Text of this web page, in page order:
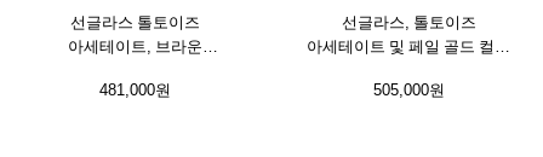
선글라스 톨토이즈
아세테이트, 브라운
481,000원
선글라스, 톨토이즈
아세테이트 및 페일 골드 컬러
505,000원